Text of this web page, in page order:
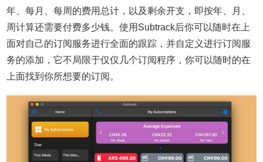
年、每月、每周的费用总计，以及剩余开支，即按年、月、
周计算还需要付费多少钱。使用Subtrack后你可以随时在上
面对自己的订阅服务进行全面的跟踪，并自定义进行订阅服
务的添加，它不局限于仅仅几个订阅程序，你可以随时的在
上面找到你所想要的订阅。